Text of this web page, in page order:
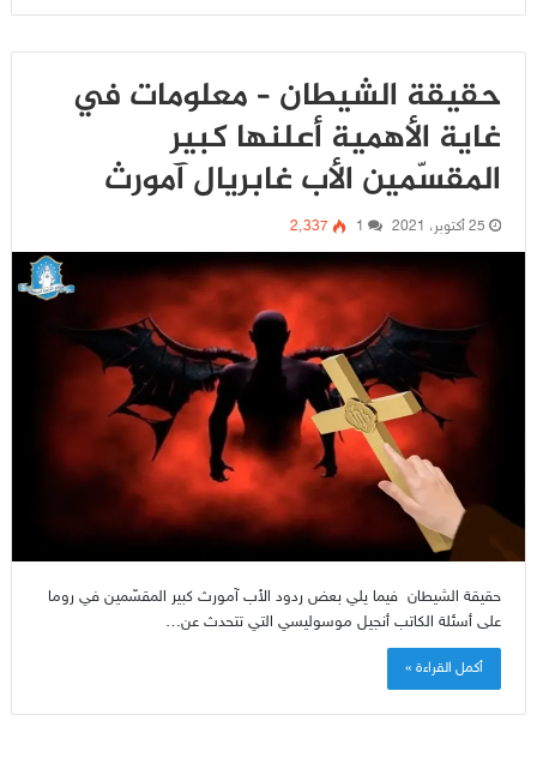
حقيقة الشيطان – معلومات في
غاية الأهمية أعلنها كبير
المقسّمين الأب غابريال آمورث
25 أكتوبر، 2021 1 2٬337
حقيقة الشيطان فيما يلي بعض ردود الأب آمورث كبير المقسّمين في روما
على أسئلة الكاتب أنجيل موسوليسي التي تتحدث عن…
أكمل القراءة »